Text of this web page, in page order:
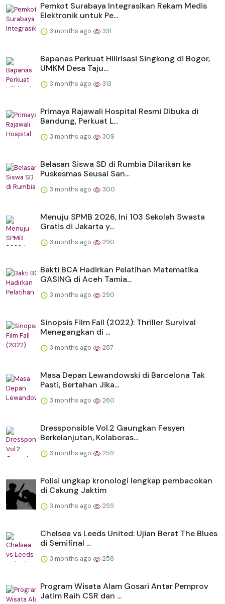
Pemkot Surabaya Integrasikan Rekam Medis
Elektronik untuk Pe...
3 months ago 331
Bapanas Perkuat Hilirisasi Singkong di Bogor,
UMKM Desa Taju...
3 months ago 313
Primaya Rajawali Hospital Resmi Dibuka di
Bandung, Perkuat L...
3 months ago 309
Belasan Siswa SD di Rumbia Dilarikan ke
Puskesmas Seusai San...
3 months ago 300
Menuju SPMB 2026, Ini 103 Sekolah Swasta
Gratis di Jakarta y...
3 months ago 290
Bakti BCA Hadirkan Pelatihan Matematika
GASING di Aceh Tamia...
3 months ago 290
Sinopsis Film Fall (2022): Thriller Survival
Menegangkan di ...
3 months ago 287
Masa Depan Lewandowski di Barcelona Tak
Pasti, Bertahan Jika...
3 months ago 260
Dressponsible Vol.2 Gaungkan Fesyen
Berkelanjutan, Kolaboras...
3 months ago 259
Polisi ungkap kronologi lengkap pembacokan
di Cakung Jaktim
3 months ago 259
Chelsea vs Leeds United: Ujian Berat The Blues
di Semifinal ...
3 months ago 258
Program Wisata Alam Gosari Antar Pemprov
Jatim Raih CSR dan ...